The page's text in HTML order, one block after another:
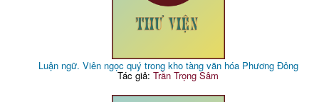
Luận ngữ. Viên ngọc quý trong kho tàng văn hóa Phương Đông
Tác giả:Trần Trọng Sâm